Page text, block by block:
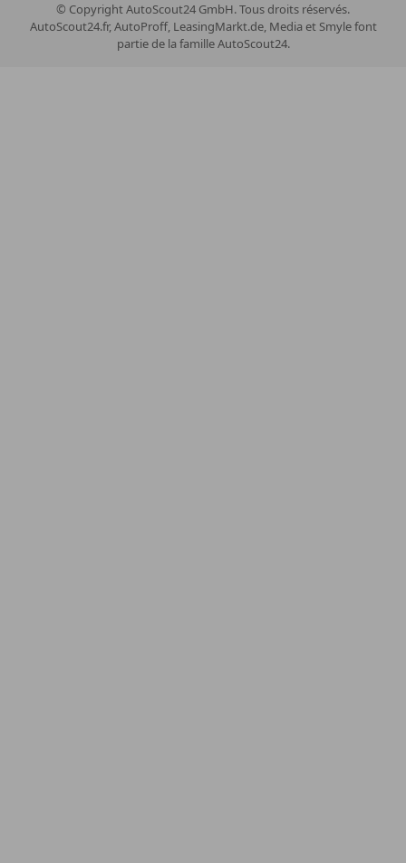
© CopyrightAutoScout24 GmbH. Tous droits réservés.
AutoScout24.fr, AutoProff, LeasingMarkt.de, Media et Smyle font
partie de la famille AutoScout24.